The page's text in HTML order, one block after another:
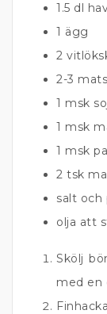
1.5 dl
1 ägg
2
2-3
1 msk
1 msk
1 msk
2 tsk
salt och
olja att
Skölj
med en